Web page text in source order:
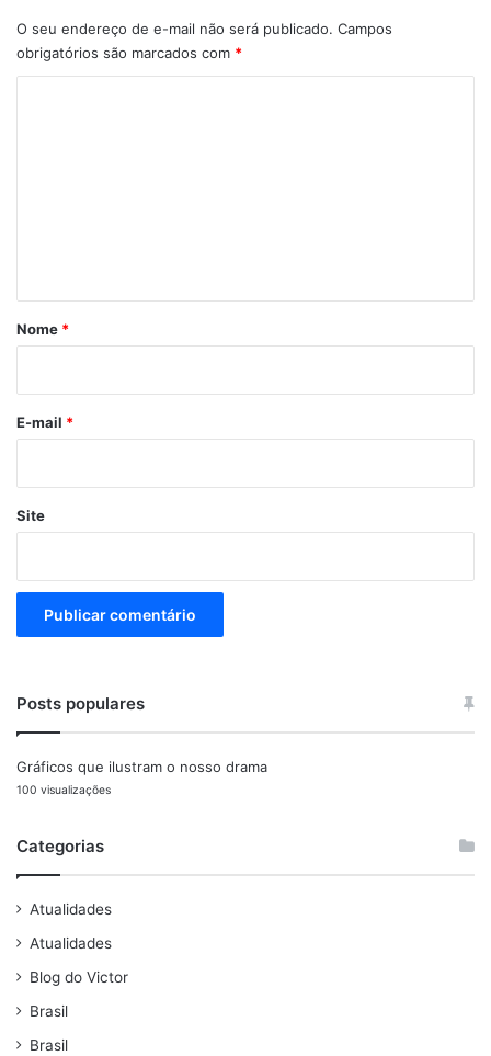
O seu endereço de e-mail não será publicado. Campos
obrigatórios são marcados com *
r
Nome *
E-mail *
Site
Posts populares
Gráficos que ilustram o nosso drama
100 visualizações
Categorias
Atualidades
Atualidades
Blog do Victor
Brasil
Brasil